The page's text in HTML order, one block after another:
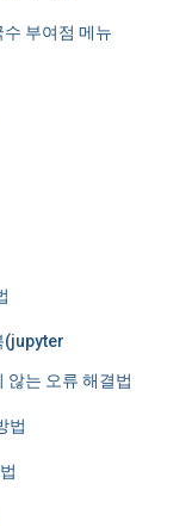
부여점 메뉴
(jupyter
않는 오류 해결법
법